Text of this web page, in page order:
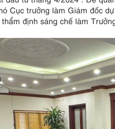
Cục trưởng làm Giám đốc
định sáng chế làm